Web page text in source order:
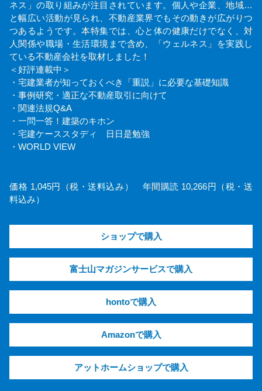
ネス」の取り組みが注目されています。個人や企業、地域…
と幅広い活動が見られ、不動産業界でもその動きが広がりつ
つあるようです。本特集では、心と体の健康だけでなく、対
人関係や職場・生活環境まで含め、「ウェルネス」を実践し
ている不動産会社を取材しました！
＜好評連載中＞
・宅建業者が知っておくべき「重説」に必要な基礎知識
・事例研究・適正な不動産取引に向けて
・関連法規Q&A
・一問一答！建築のキホン
・宅建ケーススタディ 日日是勉強
・WORLD VIEW
価格 1,045円（税・送料込み） 年間購読 10,266円（税・送
料込み）
ショップで購入
富士山マガジンサービスで購入
hontoで購入
Amazonで購入
アットホームショップで購入